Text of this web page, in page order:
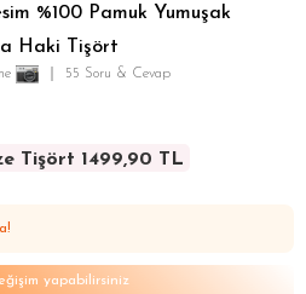
%100 Pamuk Yumuşak
Haki Tişört
55 Soru & Cevap
Tişört 1499,90 TL
Tişört 1499,90 TL
yapabilirsiniz